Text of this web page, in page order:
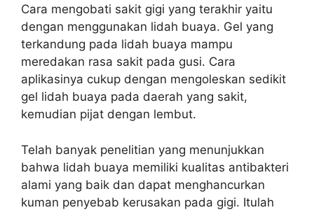
Cara mengobati sakit gigi yang terakhir yaitu
dengan menggunakan lidah buaya. Gel yang
terkandung pada lidah buaya mampu
meredakan rasa sakit pada gusi. Cara
aplikasinya cukup dengan mengoleskan sedikit
gel lidah buaya pada daerah yang sakit,
kemudian pijat dengan lembut.
Telah banyak penelitian yang menunjukkan
bahwa lidah buaya memiliki kualitas antibakteri
alami yang baik dan dapat menghancurkan
kuman penyebab kerusakan pada gigi. Itulah